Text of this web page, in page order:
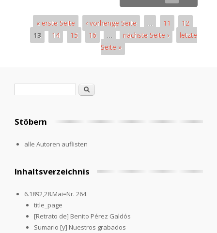
« erste Seite ‹ vorherige Seite … 11
12
13
14 15 16 … nächste Seite ›
letzte
Seite »
Search
Stöbern
alle Autoren auflisten
Inhaltsverzeichnis
6.1892,28.Mai=Nr. 264
title_page
[Retrato de] Benito Pérez Galdós
Sumario [y] Nuestros grabados